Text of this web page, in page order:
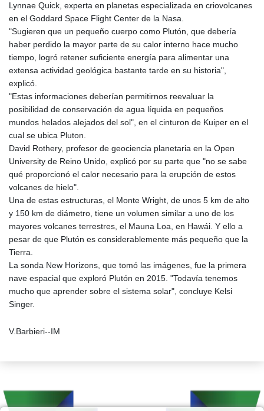
Lynnae Quick, experta en planetas especializada en criovolcanes
en el Goddard Space Flight Center de la Nasa.
"Sugieren que un pequeño cuerpo como Plutón, que debería
haber perdido la mayor parte de su calor interno hace mucho
tiempo, logró retener suficiente energía para alimentar una
extensa actividad geológica bastante tarde en su historia",
explicó.
"Estas informaciones deberían permitirnos reevaluar la
posibilidad de conservación de agua líquida en pequeños
mundos helados alejados del sol", en el cinturon de Kuiper en el
cual se ubica Pluton.
David Rothery, profesor de geociencia planetaria en la Open
University de Reino Unido, explicó por su parte que "no se sabe
qué proporcionó el calor necesario para la erupción de estos
volcanes de hielo".
Una de estas estructuras, el Monte Wright, de unos 5 km de alto
y 150 km de diámetro, tiene un volumen similar a uno de los
mayores volcanes terrestres, el Mauna Loa, en Hawái. Y ello a
pesar de que Plutón es considerablemente más pequeño que la
Tierra.
La sonda New Horizons, que tomó las imágenes, fue la primera
nave espacial que exploró Plutón en 2015. "Todavía tenemos
mucho que aprender sobre el sistema solar", concluye Kelsi
Singer.
V.Barbieri--IM